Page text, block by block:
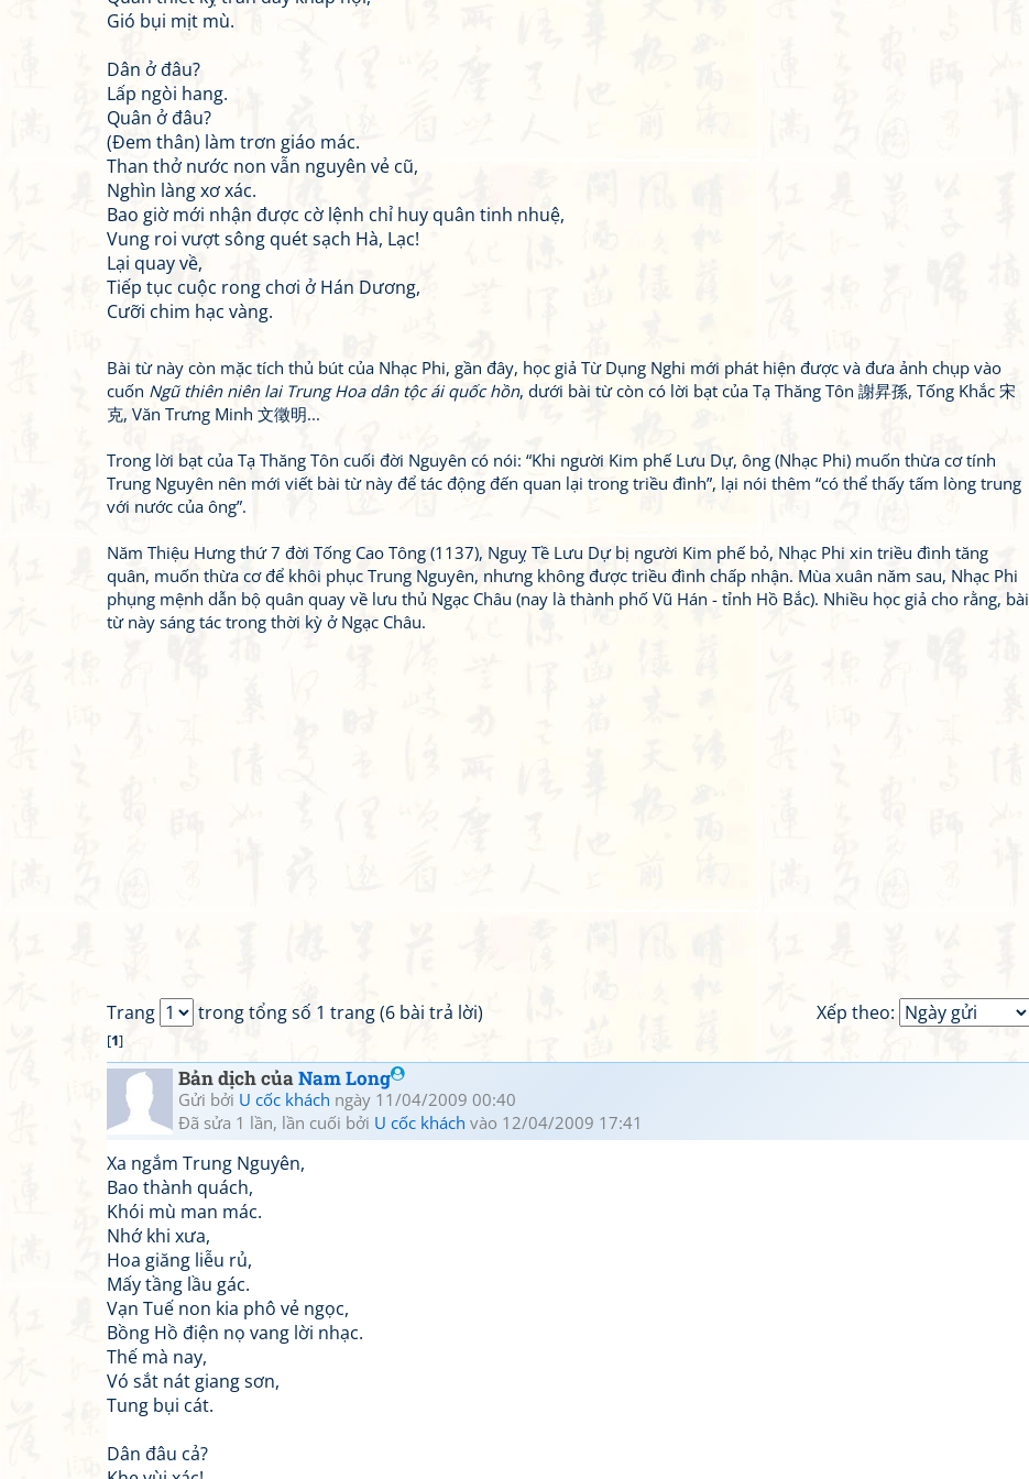
Gió bụi mịt mù.
Dân ở đâu?
Lấp ngòi hang.
Quân ở đâu?
(Đem thân) làm trơn giáo mác.
Than thở nước non vẫn nguyên vẻ cũ,
Nghìn làng xơ xác.
Bao giờ mới nhận được cờ lệnh chỉ huy quân tinh nhuệ,
Vung roi vượt sông quét sạch Hà, Lạc!
Lại quay về,
Tiếp tục cuộc rong chơi ở Hán Dương,
Cưỡi chim hạc vàng.
Bài từ này còn mặc tích thủ bút của Nhạc Phi, gần đây, học giả Từ Dụng Nghi mới phát hiện được và đưa ảnh chụp vào
cuốn Ngũ thiên niên lai Trung Hoa dân tộc ái quốc hồn, dưới bài từ còn có lời bạt của Tạ Thăng Tôn 謝昇孫, Tống Khắc 宋
克, Văn Trưng Minh 文徵明...
Trong lời bạt của Tạ Thăng Tôn cuối đời Nguyên có nói: “Khi người Kim phế Lưu Dự, ông (Nhạc Phi) muốn thừa cơ tính
Trung Nguyên nên mới viết bài từ này để tác động đến quan lại trong triều đình”, lại nói thêm “có thể thấy tấm lòng trung
với nước của ông”.
Năm Thiệu Hưng thứ 7 đời Tống Cao Tông (1137), Nguỵ Tề Lưu Dự bị người Kim phế bỏ, Nhạc Phi xin triều đình tăng
quân, muốn thừa cơ để khôi phục Trung Nguyên, nhưng không được triều đình chấp nhận. Mùa xuân năm sau, Nhạc Phi
phụng mệnh dẫn bộ quân quay về lưu thủ Ngạc Châu (nay là thành phố Vũ Hán - tỉnh Hồ Bắc). Nhiều học giả cho rằng, bài
từ này sáng tác trong thời kỳ ở Ngạc Châu.
Xếp theo:
Trang trong tổng số 1 trang (6 bài trả lời)
[1]
Bản dịch củaNam Long
Gửi bởi U cốc khách ngày 11/04/2009 00:40
Đã sửa 1 lần, lần cuối bởi U cốc khách vào 12/04/2009 17:41
Xa ngắm Trung Nguyên,
Bao thành quách,
Khói mù man mác.
Nhớ khi xưa,
Hoa giăng liễu rủ,
Mấy tầng lầu gác.
Vạn Tuế non kia phô vẻ ngọc,
Bồng Hồ điện nọ vang lời nhạc.
Thế mà nay,
Vó sắt nát giang sơn,
Tung bụi cát.
Dân đâu cả?